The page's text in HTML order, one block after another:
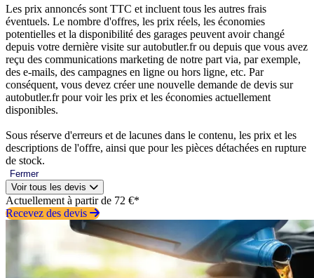
Les prix annoncés sont TTC et incluent tous les autres frais
éventuels. Le nombre d'offres, les prix réels, les économies
potentielles et la disponibilité des garages peuvent avoir changé
depuis votre dernière visite sur autobutler.fr ou depuis que vous avez
reçu des communications marketing de notre part via, par exemple,
des e-mails, des campagnes en ligne ou hors ligne, etc. Par
conséquent, vous devez créer une nouvelle demande de devis sur
autobutler.fr pour voir les prix et les économies actuellement
disponibles.
Sous réserve d'erreurs et de lacunes dans le contenu, les prix et les
descriptions de l'offre, ainsi que pour les pièces détachées en rupture
de stock.
Fermer
Voir tous les devis
Actuellement à partir de 72 €*
Recevez des devis